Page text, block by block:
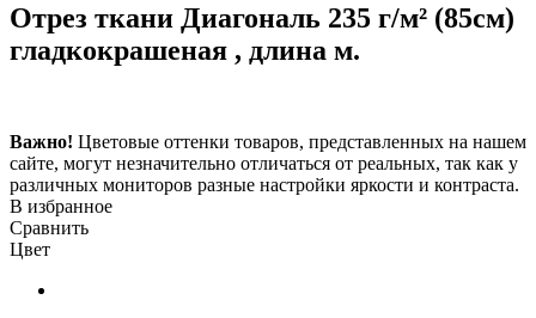
Отрез ткани Диагональ 235 г/м² (85см)
гладкокрашеная , длина м.
Важно! Цветовые оттенки товаров, представленных на нашем
сайте, могут незначительно отличаться от реальных, так как у
различных мониторов разные настройки яркости и контраста.
В избранное
Сравнить
Цвет